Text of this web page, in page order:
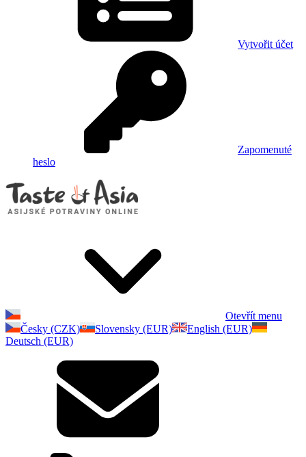
Vytvořit účet
Zapomenuté
heslo
Otevřít menu
Česky (CZK)
Slovensky (EUR)
English (EUR)
Deutsch (EUR)